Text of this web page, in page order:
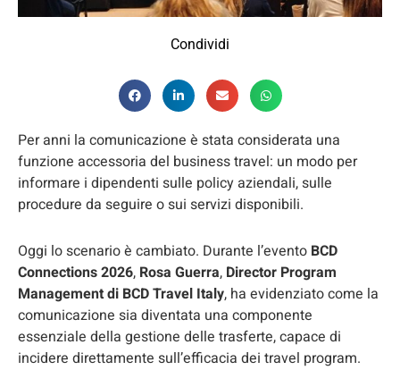
Condividi
Per anni la comunicazione è stata considerata una
funzione accessoria del business travel: un modo per
informare i dipendenti sulle policy aziendali, sulle
procedure da seguire o sui servizi disponibili.
Oggi lo scenario è cambiato. Durante l’evento BCD
Connections 2026, Rosa Guerra, Director Program
Management di BCD Travel Italy, ha evidenziato come la
comunicazione sia diventata una componente
essenziale della gestione delle trasferte, capace di
incidere direttamente sull’efficacia dei travel program.